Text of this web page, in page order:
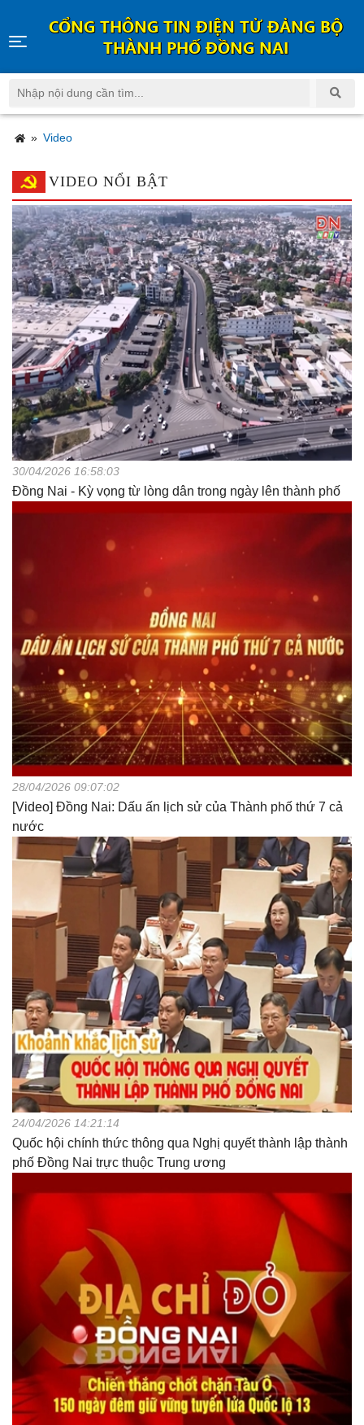
CỔNG THÔNG TIN ĐIỆN TỬ ĐẢNG BỘ
THÀNH PHỐ ĐỒNG NAI
» Video
VIDEO NỔI BẬT
30/04/2026 16:58:03
Đồng Nai - Kỳ vọng từ lòng dân trong ngày lên thành phố
28/04/2026 09:07:02
[Video] Đồng Nai: Dấu ấn lịch sử của Thành phố thứ 7 cả
nước
24/04/2026 14:21:14
Quốc hội chính thức thông qua Nghị quyết thành lập thành
phố Đồng Nai trực thuộc Trung ương